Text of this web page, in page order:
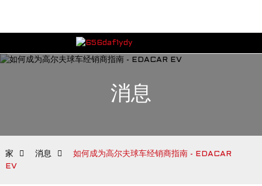
消息
家 消息
如何成为高尔夫球车经销商指南 - EDACAR
EV